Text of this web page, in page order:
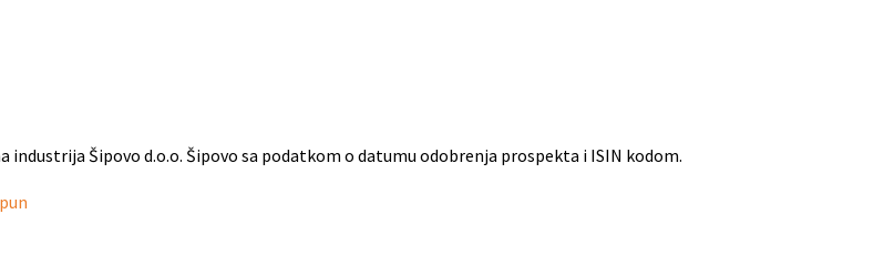
Šipovo d.o.o. Šipovo sa podatkom o datumu odobrenja prospekta i ISIN kodom.